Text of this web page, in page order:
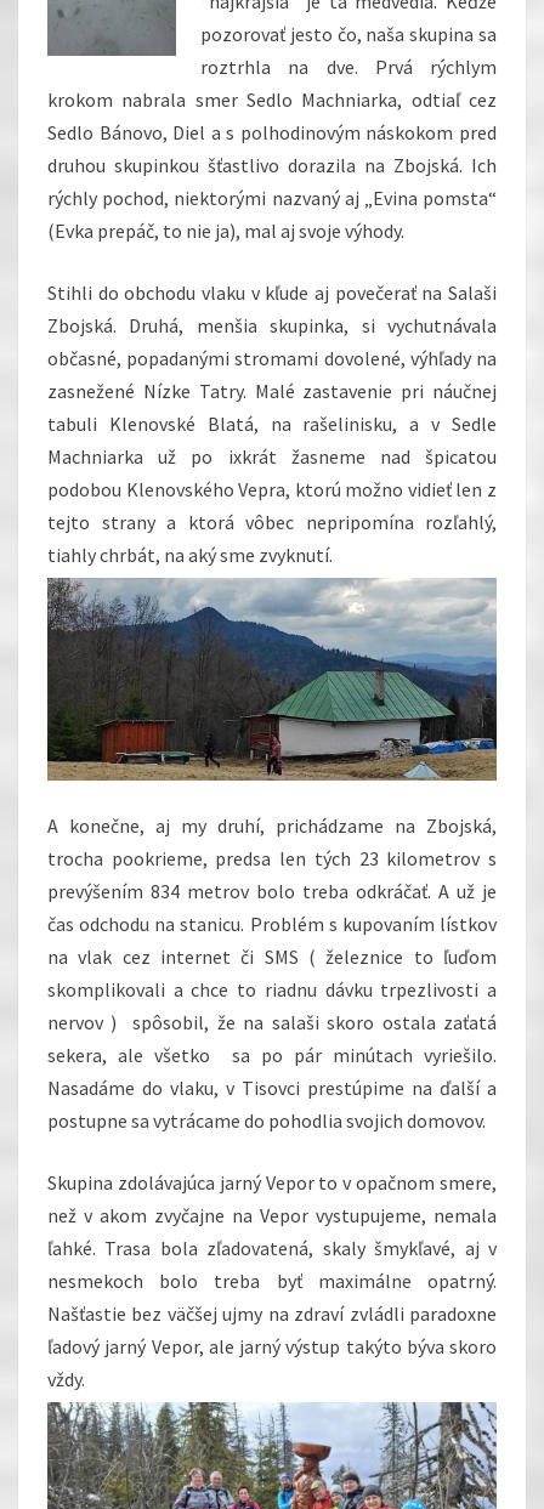
pozorovať jesto čo, naša skupina sa
roztrhla na dve. Prvá rýchlym
krokom nabrala smer Sedlo Machniarka, odtiaľ cez
Sedlo Bánovo, Diel a s polhodinovým náskokom pred
druhou skupinkou šťastlivo dorazila na Zbojská. Ich
rýchly pochod, niektorými nazvaný aj „Evina pomsta“
(Evka prepáč, to nie ja), mal aj svoje výhody.
Stihli do obchodu vlaku v kľude aj povečerať na Salaši
Zbojská. Druhá, menšia skupinka, si vychutnávala
občasné, popadanými stromami dovolené, výhľady na
zasnežené Nízke Tatry. Malé zastavenie pri náučnej
tabuli Klenovské Blatá, na rašelinisku, a v Sedle
Machniarka už po ixkrát žasneme nad špicatou
podobou Klenovského Vepra, ktorú možno vidieť len z
tejto strany a ktorá vôbec nepripomína rozľahlý,
tiahly chrbát, na aký sme zvyknutí.
A konečne, aj my druhí, prichádzame na Zbojská,
trocha pookrieme, predsa len tých 23 kilometrov s
prevýšením 834 metrov bolo treba odkráčať. A už je
čas odchodu na stanicu. Problém s kupovaním lístkov
na vlak cez internet či SMS ( železnice to ľuďom
skomplikovali a chce to riadnu dávku trpezlivosti a
nervov ) spôsobil, že na salaši skoro ostala zaťatá
sekera, ale všetko sa po pár minútach vyriešilo.
Nasadáme do vlaku, v Tisovci prestúpime na ďalší a
postupne sa vytrácame do pohodlia svojich domovov.
Skupina zdolávajúca jarný Vepor to v opačnom smere,
než v akom zvyčajne na Vepor vystupujeme, nemala
ľahké. Trasa bola zľadovatená, skaly šmykľavé, aj v
nesmekoch bolo treba byť maximálne opatrný.
Našťastie bez väčšej ujmy na zdraví zvládli paradoxne
ľadový jarný Vepor, ale jarný výstup takýto býva skoro
vždy.